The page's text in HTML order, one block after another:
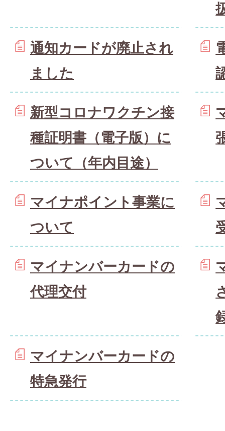
通知カードが廃止され
ました
新型コロナワクチン接
種証明書（電子版）に
ついて（年内目途）
マイナポイント事業に
ついて
マイナンバーカードの
代理交付
マイナンバーカードの
特急発行